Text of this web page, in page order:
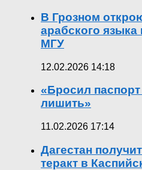
В Грозном
арабского
МГУ
12.02.2026 14:18
«Бросил
лишить»
11.02.2026 17:14
Дагестан
теракт в